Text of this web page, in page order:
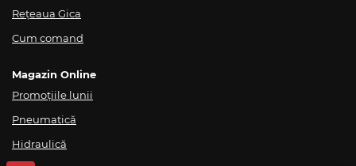
Rețeaua Gica
Cum comand
Magazin Online
Promoțiile lunii
Pneumatică
Hidraulică